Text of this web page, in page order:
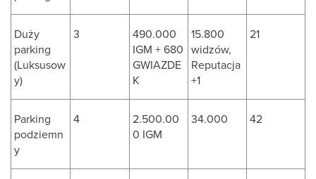
Duży
parking
(Luksusow
y)
3
490.000
IGM + 680
GWIAZDE
K
15.800
widzów,
Reputacja
+1
21
Parking
podziemn
y
4
2.500.00
0 IGM
34.000 42